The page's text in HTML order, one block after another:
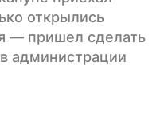
открылись
— пришел сделать
администрации